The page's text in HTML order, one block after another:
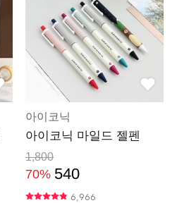
아이코닉
아이코닉 마일드 젤펜
1,800
70% 540
6,966